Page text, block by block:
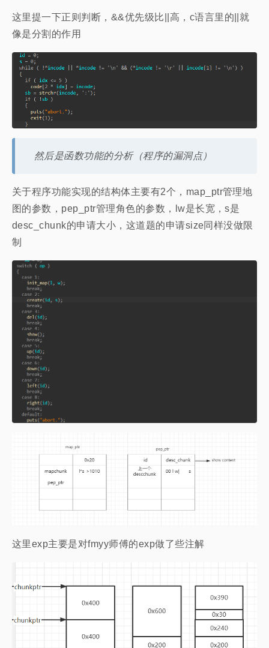
这里提一下正则判断，&&优先级比||高，c语言里的||就
像是分割的作用
然后是函数功能的分析（程序的漏洞点）
关于程序功能实现的结构体主要有2个，map_ptr管理地
图的参数，pep_ptr管理角色的参数，lw是长宽，s是
desc_chunk的申请大小，这道题的申请size同样没做限
制
这里exp主要是对fmyy师傅的exp做了些注解